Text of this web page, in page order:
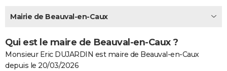
S'inscrire
Se connecter
Lycées
Collèges
Primaires
Universités
Entreprises
Service militaire
Avis de recherche
AVIS DE DÉCÈS
FORUM
Mairie de Beauval-en-Caux
Qui est le maire de Beauval-en-Caux ?
Monsieur Eric DUJARDIN est maire de Beauval-en-Caux
depuis le 20/03/2026